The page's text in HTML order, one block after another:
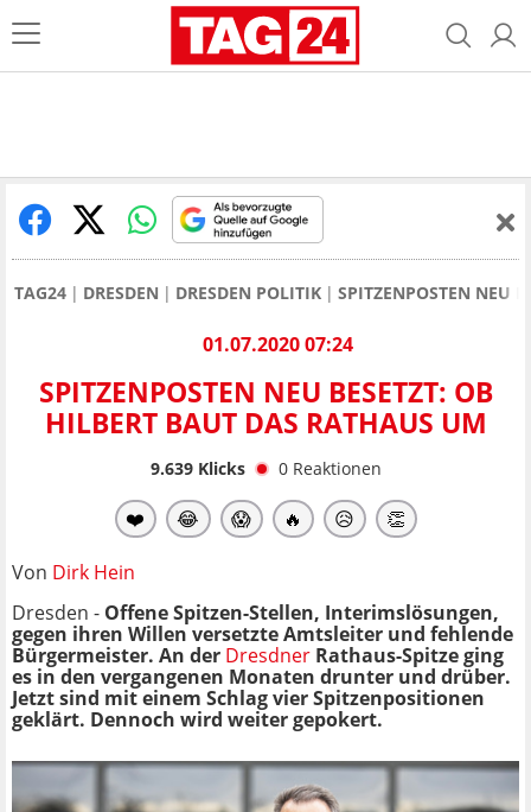
TAG24 DRESDEN DRESDEN POLITIK SPITZENPOSTEN NEU
01.07.2020 07:24
SPITZENPOSTEN NEU BESETZT: OB
HILBERT BAUT DAS RATHAUS UM
9.639Klicks 0 Reaktionen
❤️ 😂 😱 🔥 😥 👏
Von Dirk Hein
Dresden - Offene Spitzen-Stellen, Interimslösungen,
gegen ihren Willen versetzte Amtsleiter und fehlende
Bürgermeister. An der Dresdner Rathaus-Spitze ging
es in den vergangenen Monaten drunter und drüber.
Jetzt sind mit einem Schlag vier Spitzenpositionen
geklärt. Dennoch wird weiter gepokert.